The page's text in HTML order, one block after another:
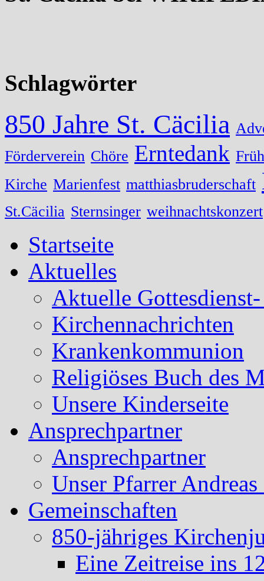
Schlagwörter
850 Jahre St. Cäcilia
Förderverein Chöre Erntedank
Kirche Marienfest matthiasbruderschaft
St.Cäcilia Sternsinger weihnachtskonzert
Startseite
Aktuelles
Aktuelle
Kirchennachrichten
Krankenkommunion
Religiöses Buch des
Unsere Kinderseite
Ansprechpartner
Ansprechpartner
Unser Pfarrer
Gemeinschaften
850-jähriges
Eine Zeitreise ins